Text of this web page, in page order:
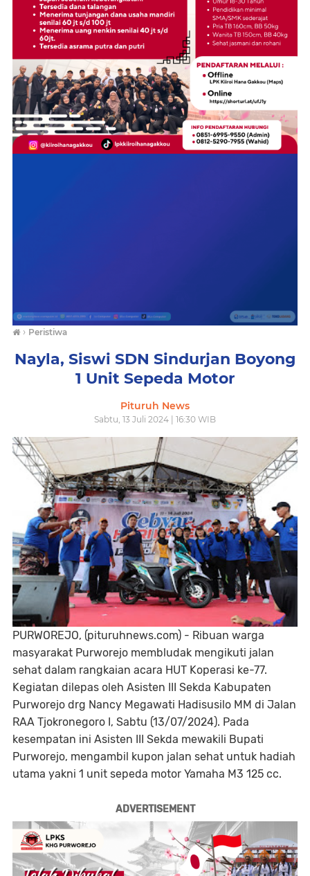
› Peristiwa
Nayla, Siswi SDN Sindurjan Boyong
1 Unit Sepeda Motor
Pituruh News
Sabtu, 13 Juli 2024 | 16:30 WIB
PURWOREJO, (pituruhnews.com) - Ribuan warga
masyarakat Purworejo membludak mengikuti jalan
sehat dalam rangkaian acara HUT Koperasi ke-77.
Kegiatan dilepas oleh Asisten III Sekda Kabupaten
Purworejo drg Nancy Megawati Hadisusilo MM di Jalan
RAA Tjokronegoro I, Sabtu (13/07/2024). Pada
kesempatan ini Asisten III Sekda mewakili Bupati
Purworejo, mengambil kupon jalan sehat untuk hadiah
utama yakni 1 unit sepeda motor Yamaha M3 125 cc.
ADVERTISEMENT